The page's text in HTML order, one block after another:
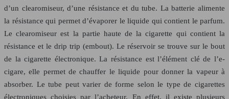
d’un clearomiseur, d’une résistance et du tube. La batterie alimente
la résistance qui permet d’évaporer le liquide qui contient le parfum.
Le clearomiseur est la partie haute de la cigarette qui contient la
résistance et le drip trip (embout). Le réservoir se trouve sur le bout
de la cigarette électronique. La résistance est l’élément clé de l’e-
cigare, elle permet de chauffer le liquide pour donner la vapeur à
absorber. Le tube peut varier de forme selon le type de cigarettes
électroniques choisies par l’acheteur. En effet, il existe plusieurs